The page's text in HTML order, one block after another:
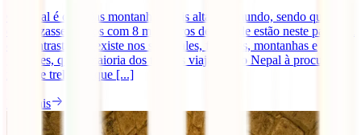
O Nepal é o lar das montanhas mais altas do mundo, sendo que oito
dos dezasseis picos com 8 mil metros de altitude estão neste país. Tal
é o contraste que existe nos seus vales, florestas, montanhas e
glaciares, que a maioria dos turistas viaja para o Nepal à procura de
rotas de trekking que [...]
Ler mais